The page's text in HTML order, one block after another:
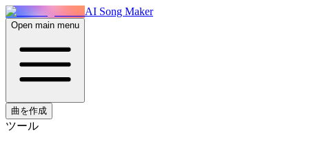
AI Song Maker
Open main menu
曲を作成
ツール